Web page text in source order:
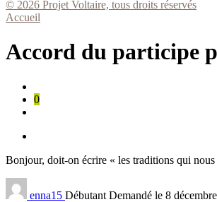
© 2026 Projet Voltaire, tous droits réservés
Accueil
Accord du participe
0
Bonjour, doit-on écrire « les traditions qui
enna15 Débutant Demandé le 8